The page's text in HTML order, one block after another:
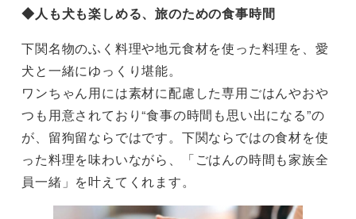
◆人も犬も楽しめる、旅のための食事時間
下関名物のふく料理や地元食材を使った料理を、愛
犬と一緒にゆっくり堪能。
ワンちゃん用には素材に配慮した専用ごはんやおや
つも用意されており“食事の時間も思い出になる”の
が、留狗留ならではです。下関ならではの食材を使
った料理を味わいながら、「ごはんの時間も家族全
員一緒」を叶えてくれます。